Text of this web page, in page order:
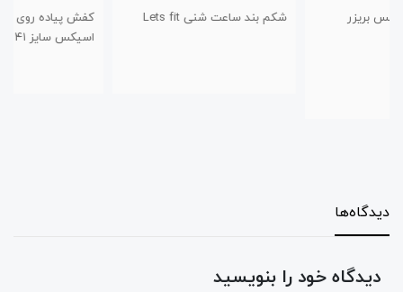
شکم بند ساعت شنی Lets fit
کفش پیاده روی و راحتی طرح
دیدگاه‌ها
دیدگاه خود را بنویسید